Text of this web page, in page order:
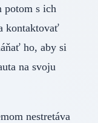
potom s ich
kontaktovať
ho, aby si
na svoju
nestretáva